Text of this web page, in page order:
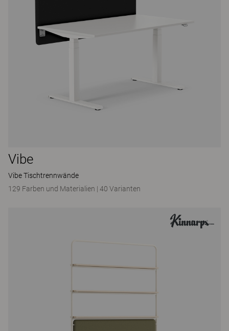
Vibe
Vibe Tischtrennwände
129 Farben und Materialien | 40 Varianten